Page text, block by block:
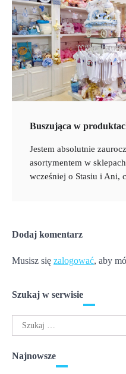
Buszująca w
Jestem absolutnie
asortymentem w
wcześniej o Stasiu i
Dodaj komentarz
Musisz się zalogować, aby
Szukaj w serwisie
Szukaj:
Najnowsze